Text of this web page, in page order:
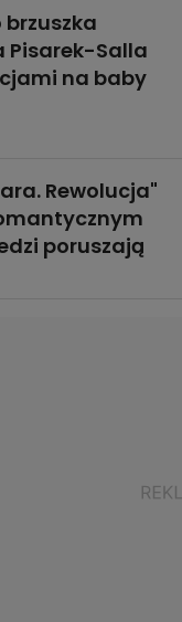
Pisarek-Salla
na baby
Rewolucja"
poruszają